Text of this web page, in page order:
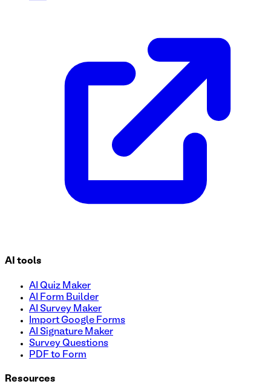
Rationalisez votre processus de soumission de demande
à utiliser. Rassemblez sans effort les détails essentiels
sont capturées pour l’évaluation. Utilisez ce modèle
AI tools
AI Quiz Maker
AI Form Builder
AI Survey Maker
Import Google Forms
AI Signature Maker
Survey Questions
PDF to Form
Resources